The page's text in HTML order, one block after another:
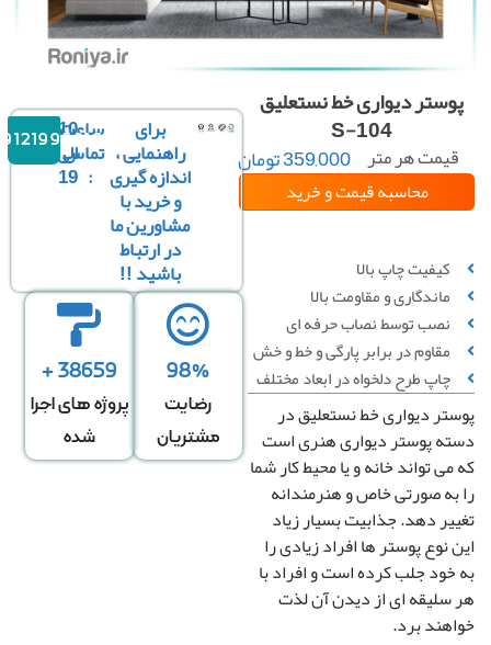
دیواری خط نستعلیق
S-104
قیمت هر متر
مربع : 359,000تومان
کیفیت چاپ بالا
ماندگاری و مقاومت بالا
نصب توسط نصاب حرفه ای
مقاوم در برابر پارگی و خط‌ و خش
چاپ طرح دلخواه در ابعاد مختلف
محاسبه قیمتو خرید
عرض
دیوار
*
ارتفاع
دیوار
در عرض
+
کشیدگی در ارتفاع
-
+
سیاه و سفید تغییر سایز توسط طراح
دیواری خط نستعلیق در
پوستر دیواری هنری است
تواند خانه و یا محیط کار شما
صورتی خاص و هنرمندانه
دهد. جذابیت بسیار زیاد
نوع پوستر ها افراد زیادی را
جلب کرده است و افراد با
ای از دیدن آن لذت
برد.
برای
راهنمایی ،
اندازه گیری
و خرید با
مشاورین ما
در ارتباط
باشید !!
ساعت
تماس
:
10
الی
19
09121996816
98%
رضایت
مشتریان
38659 +
پروژه های اجرا